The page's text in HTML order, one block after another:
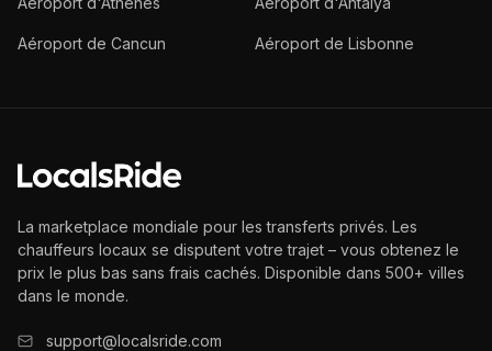
Aéroport de Cancun Aéroport de Lisbonne
La marketplace mondiale pour les transferts privés. Les
chauffeurs locaux se disputent votre trajet – vous obtenez le
prix le plus bas sans frais cachés. Disponible dans 500+ villes
dans le monde.
support@localsride.com